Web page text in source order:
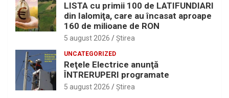
LISTA cu primii 100 de LATIFUNDIARI
din Ialomiţa, care au încasat aproape
160 de milioane de RON
5 august 2026 Ştirea
UNCATEGORIZED
Reţele Electrice anunţă
ÎNTRERUPERI programate
5 august 2026 Ştirea